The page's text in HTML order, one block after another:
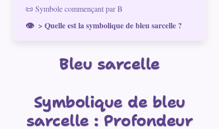
📜 Symbole commençant par B
> Quelle est la symbolique de bleu sarcelle ?
Bleu sarcelle
Symbolique de bleu
sarcelle : Profondeur